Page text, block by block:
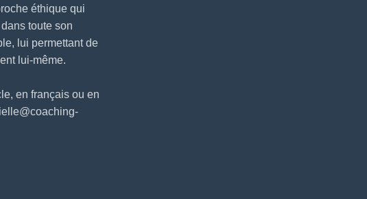
éthique qui
toute son
lui permettant de
lui-même.
en français ou en